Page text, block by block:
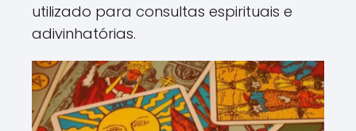
utilizado para consultas espirituais e
adivinhatórias.